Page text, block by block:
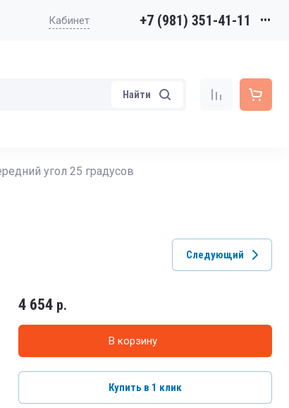
Кабинет +7 (981) 351-41-11 •••
Найти
угол 25 градусов
Следующий
4 654 р.
В корзину
Купить в 1 клик